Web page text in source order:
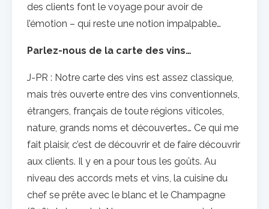
des clients font le voyage pour avoir de
l’émotion – qui reste une notion impalpable…
Parlez-nous de la carte des vins…
J-PR : Notre carte des vins est assez classique,
mais très ouverte entre des vins conventionnels,
étrangers, français de toute régions viticoles,
nature, grands noms et découvertes… Ce qui me
fait plaisir, c’est de découvrir et de faire découvrir
aux clients. Il y en a pour tous les goûts. Au
niveau des accords mets et vins, la cuisine du
chef se prête avec le blanc et le Champagne